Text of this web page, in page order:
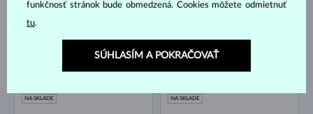
TANZANIT & DIAMANT
1 387 €
TANZANIT & DIAMANT
NA SKLADE NA SKLADE
funkčnosť stránok bude obmedzená. Cookies môžete odmietnuť
tu.
SÚHLASÍM A POKRAČOVAŤ